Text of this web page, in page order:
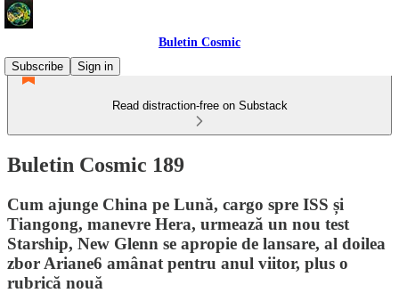
Buletin Cosmic
Subscribe
Sign in
Read distraction-free on Substack
Buletin Cosmic 189
Cum ajunge China pe Lună, cargo spre ISS și
Tiangong, manevre Hera, urmează un nou test
Starship, New Glenn se apropie de lansare, al doilea
zbor Ariane6 amânat pentru anul viitor, plus o
rubrică nouă